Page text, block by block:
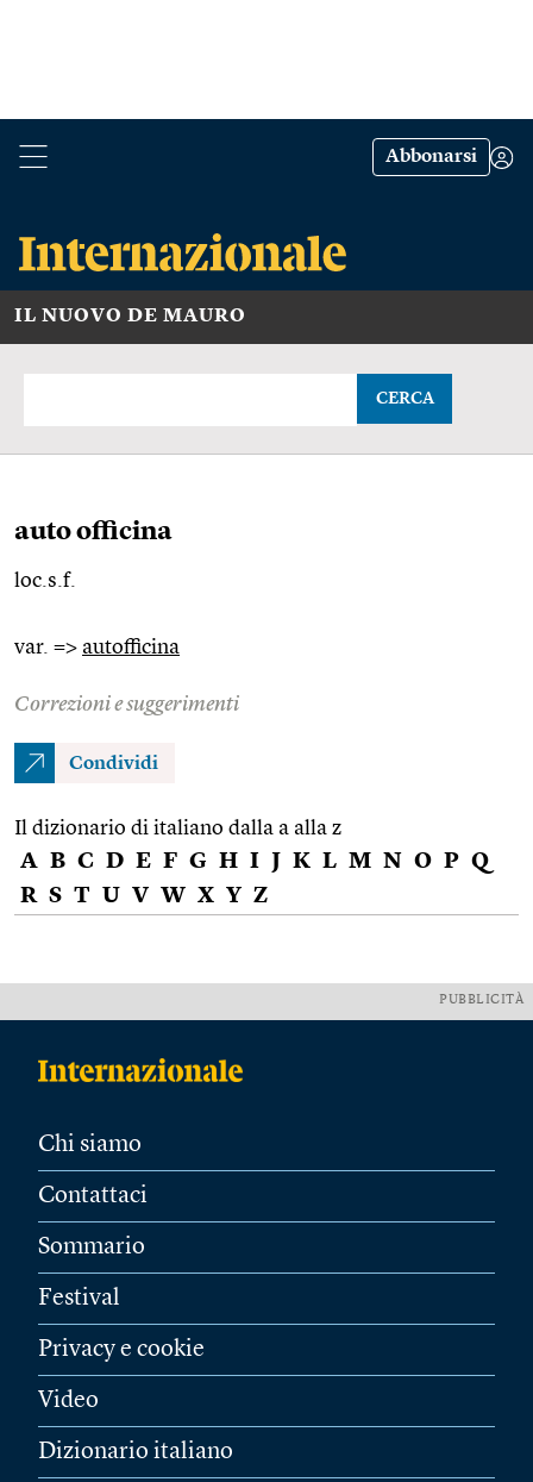
Abbonarsi
IL NUOVO DE MAURO
CERCA
auto officina
loc.s.f.
var. => autofficina
Correzioni e suggerimenti
Condividi
Il dizionario di italiano dalla a alla z
A B C D E F G H I J K L M N O P Q
R S T U V W X Y Z
PUBBLICITÀ
Chi siamo
Contattaci
Sommario
Festival
Privacy e cookie
Video
Dizionario italiano